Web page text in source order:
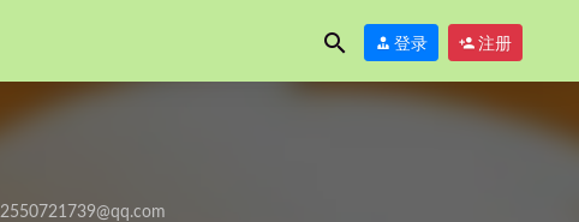
登录 注册
2550721739@qq.com